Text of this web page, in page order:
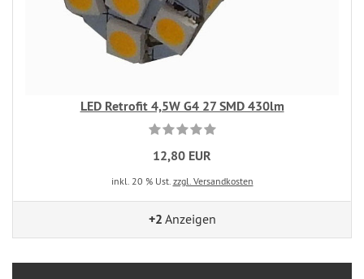
LED Retrofit 4,5W G4 27 SMD 430lm
12,80 EUR
inkl. 20 % Ust. zzgl. Versandkosten
+2 Anzeigen